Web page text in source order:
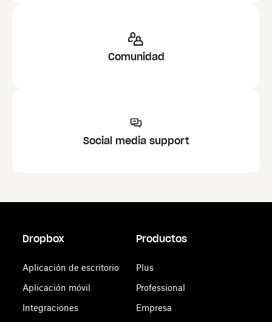
Comunidad
Social media support
Dropbox
Aplicación de escritorio
Aplicación móvil
Integraciones
Productos
Plus
Professional
Empresa